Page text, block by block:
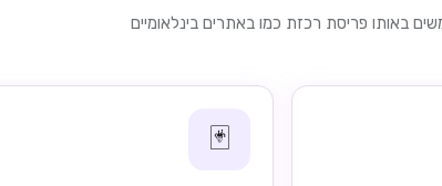
באותו פריסת רכזת כמו באתרים בינלאומיים
🃏